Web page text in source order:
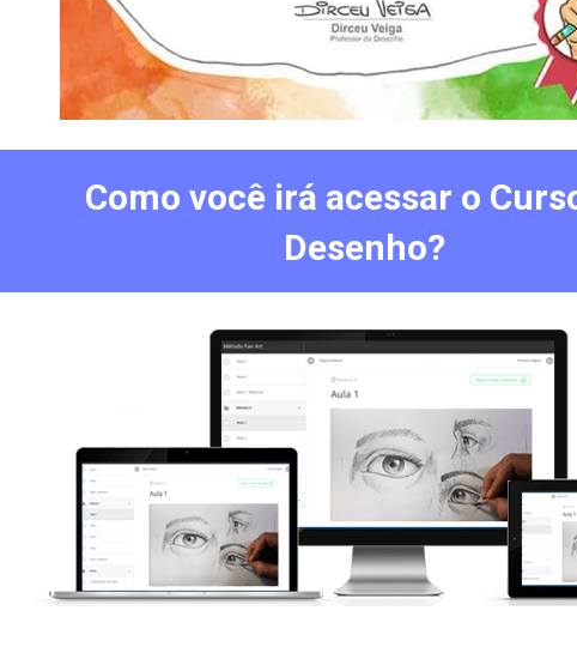
Como você irá acessar o
Desenho?